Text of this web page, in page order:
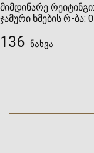
მიმდინარე რეიტინგი:
ჯამური ხმების რ-ბა: 0
136 ნახვა